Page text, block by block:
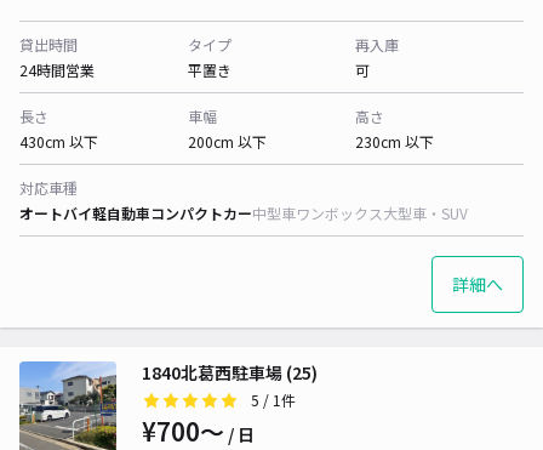
貸出時間
24時間営業
タイプ
平置き
再入庫
可
長さ
430cm 以下
車幅
200cm 以下
高さ
230cm 以下
対応車種
オートバイ軽自動車コンパクトカー中型車ワンボックス大型車・SUV
詳細へ
1840北葛西駐車場 (25)
5 / 1件
¥700〜 / 日